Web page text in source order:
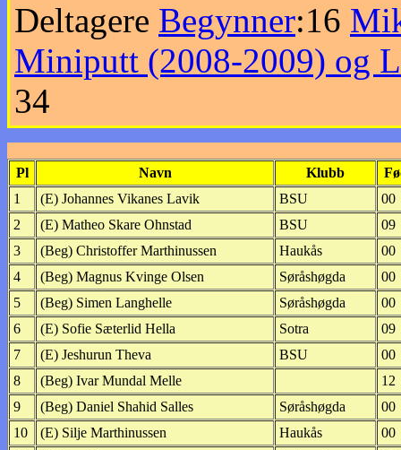
Deltagere Begynner:16
Miniputt (2008-2009) og
34
Pl Navn Klubb
1
(E) Johannes Vikanes Lavik BSU
00
2
(E) Matheo Skare Ohnstad BSU
09
3
(Beg) Christoffer Marthinussen Haukås
00
4
(Beg) Magnus Kvinge Olsen Søråshøgda
00
5
(Beg) Simen Langhelle Søråshøgda
00
6
(E) Sofie Sæterlid Hella Sotra
09
7
(E) Jeshurun Theva BSU
00
8
(Beg) Ivar Mundal Melle
12
9
(Beg) Daniel Shahid Salles Søråshøgda
00
10
(E) Silje Marthinussen Haukås
00